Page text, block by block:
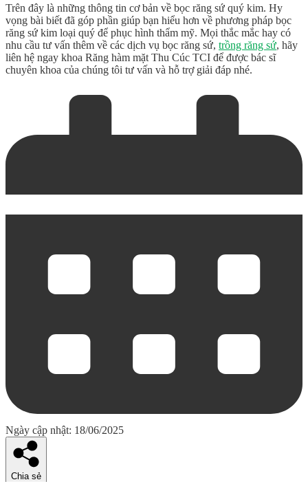
Trên đây là những thông tin cơ bản về bọc răng sứ quý kim. Hy
vọng bài biết đã góp phần giúp bạn hiểu hơn về phương pháp bọc
răng sứ kim loại quý để phục hình thẩm mỹ. Mọi thắc mắc hay có
nhu cầu tư vấn thêm về các dịch vụ bọc răng sứ, trồng răng sứ, hãy
liên hệ ngay khoa Răng hàm mặt Thu Cúc TCI để được bác sĩ
chuyên khoa của chúng tôi tư vấn và hỗ trợ giải đáp nhé.
Ngày cập nhật: 18/06/2025
Chia sẻ